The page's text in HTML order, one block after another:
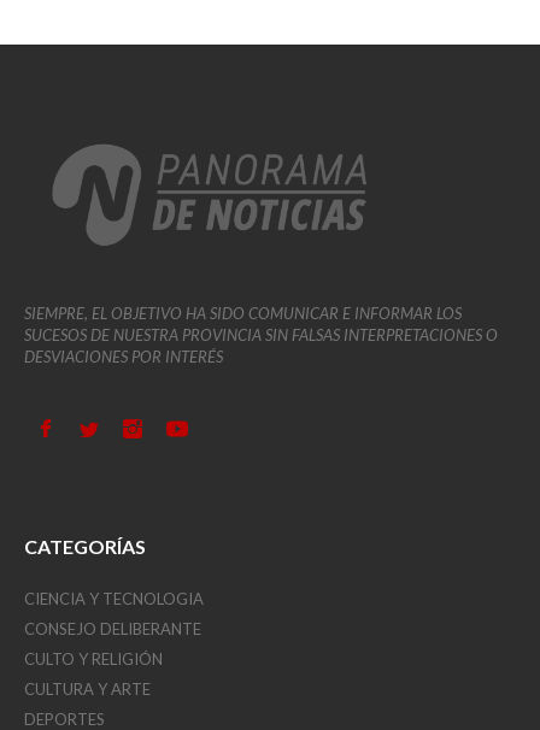
SIEMPRE, EL OBJETIVO HA SIDO COMUNICAR E INFORMAR LOS
SUCESOS DE NUESTRA PROVINCIA SIN FALSAS INTERPRETACIONES O
DESVIACIONES POR INTERÉS
CATEGORÍAS
CIENCIA Y TECNOLOGIA
CONSEJO DELIBERANTE
CULTO Y RELIGIÓN
CULTURA Y ARTE
DEPORTES